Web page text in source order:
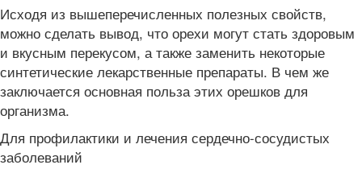
Исходя из вышеперечисленных полезных свойств,
можно сделать вывод, что орехи могут стать здоровым
и вкусным перекусом, а также заменить некоторые
синтетические лекарственные препараты. В чем же
заключается основная польза этих орешков для
организма.
Для профилактики и лечения сердечно-сосудистых
заболеваний